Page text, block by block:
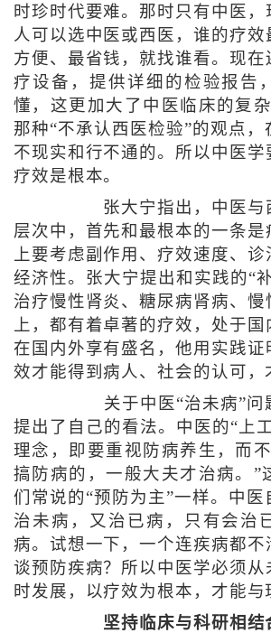
时珍时代要难。那时只有中医，
人可以选中医或西医，谁的疗效
方便、最省钱，就找谁看。现在
疗设备，提供详细的检验报告
懂，这更加大了中医临床的复
那种“不承认西医检验”的观点，
不现实和行不通的。所以中医学
疗效是根本。
张大宁指出，中医与
层次中，首先和最根本的一条是
上要考虑副作用、疗效速度、诊
经济性。张大宁提出和实践的“
治疗慢性肾炎、糖尿病肾病、慢
上，都有着卓著的疗效，处于国
在国内外享有盛名，他用实践证
效才能得到病人、社会的认可，
关于中医“治未病”问
提出了自己的看法。中医的“上
理念，即要重视防病养生，而
搞防病的，一般大夫才治病。”
们常说的“预防为主”一样。中医
治未病，又治已病，只有会治
病。试想一下，一个连疾病都不
谈预防疾病？所以中医学必须从
时发展，以疗效为根本，才能与
坚持临床与科研相结